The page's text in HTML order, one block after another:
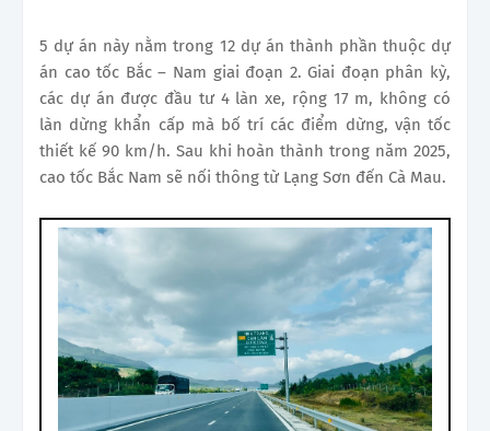
5 dự án này nằm trong 12 dự án thành phần thuộc dự
án cao tốc Bắc – Nam giai đoạn 2. Giai đoạn phân kỳ,
các dự án được đầu tư 4 làn xe, rộng 17 m, không có
làn dừng khẩn cấp mà bố trí các điểm dừng, vận tốc
thiết kế 90 km/h. Sau khi hoàn thành trong năm 2025,
cao tốc Bắc Nam sẽ nối thông từ Lạng Sơn đến Cà Mau.